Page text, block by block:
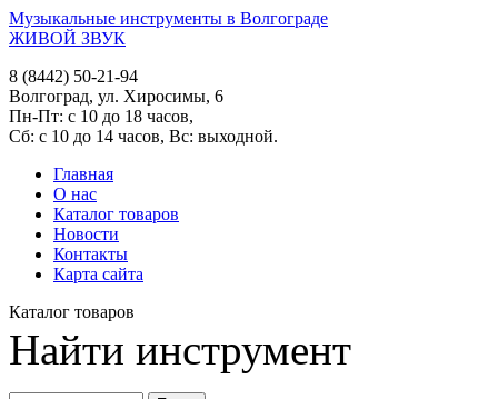
Музыкальные инструменты в Волгограде
ЖИВОЙ ЗВУК
8 (8442) 50-21-94
Волгоград, ул. Хиросимы, 6
Пн-Пт: с 10 до 18 часов,
Сб: с 10 до 14 часов, Вс: выходной.
Главная
О нас
Каталог товаров
Новости
Контакты
Карта сайта
Каталог товаров
Найти инструмент